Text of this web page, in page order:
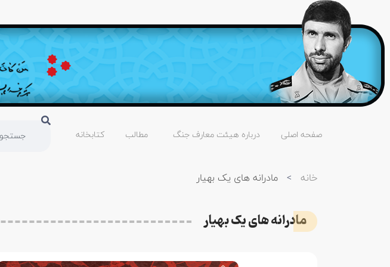
صفحه اصلی درباره هیئت معارف جنگ مطالب کتابخانه
خانه > مادرانه های یک بهیار
مادرانه های یک بهیار